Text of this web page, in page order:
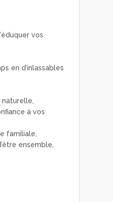
vos
en d’inlassables
à vos
familiale,
ensemble,